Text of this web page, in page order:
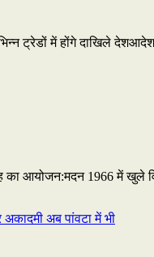
ट्रेडों में होंगे दाखिले
का आयोजन:मदन 1966 में खुले